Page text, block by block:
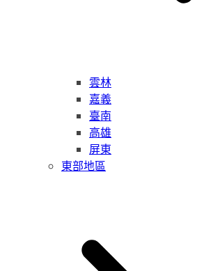
雲林
嘉義
臺南
高雄
屏東
東部地區